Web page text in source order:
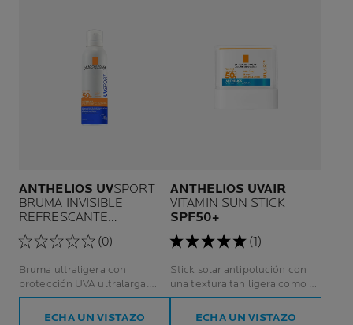
ANTHELIOS UVSPORT
BRUMA INVISIBLE
REFRESCANTE
SPF50+
(0)
Bruma ultraligera con
protección UVA ultralarga.
Muy resistente al agua.
Textura ligera e invisible.
ECHA UN VISTAZO
ANTHELIOS UVAIR
VITAMIN SUN STICK
SPF50+
(1)
Stick solar antipolución con
una textura tan ligera como el
aire y protección UVA/UVB
muy alta.ECHA UN VISTAZO